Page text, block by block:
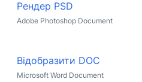
Рендер PSD
Adobe Photoshop Document
Відобразити DOC
Microsoft Word Document